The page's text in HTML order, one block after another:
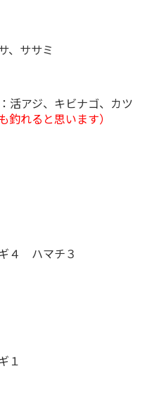
、ササミ
活アジ、キビナゴ、カツ
釣れると思います）
４ ハマチ３
１